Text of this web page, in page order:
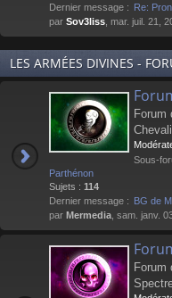
Dernier message : Re:
par Sov3liss , mar. juil. 21,
LES ARMÉES DIVINES -
Forum
Sous-
Parthénon
Sujets : 114
Dernier message : BG de
par Mermedia , sam. janv.
Forum